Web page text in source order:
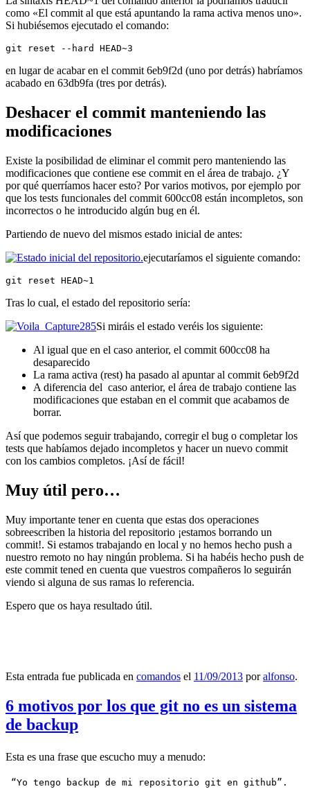
como «El commit al que está apuntando la rama activa menos uno».
Si hubiésemos ejecutado el comando:
git reset --hard HEAD~3
en lugar de acabar en el commit 6eb9f2d (uno por detrás) habríamos
acabado en 63db9fa (tres por detrás).
Deshacer el commit manteniendo las
modificaciones
Existe la posibilidad de eliminar el commit pero manteniendo las
modificaciones que contiene ese commit en el área de trabajo. ¿Y
por qué querríamos hacer esto? Por varios motivos, por ejemplo por
que los tests funcionales del commit 600cc08 están incompletos, son
incorrectos o he introducido algún bug en él.
Partiendo de nuevo del mismos estado inicial de antes:
ejecutaríamos el siguiente comando:
git reset HEAD~1
Tras lo cual, el estado del repositorio sería:
Si miráis el estado veréis los siguiente:
Al igual que en el caso anterior, el commit 600cc08 ha
desaparecido
La rama activa (rest) ha pasado al apuntar al commit 6eb9f2d
A diferencia del caso anterior, el área de trabajo contiene las
modificaciones que estaban en el commit que acabamos de
borrar.
Así que podemos seguir trabajando, corregir el bug o completar los
tests que habíamos dejado incompletos y hacer un nuevo commit
con los cambios completos. ¡Así de fácil!
Muy útil pero…
Muy importante tener en cuenta que estas dos operaciones
sobreescriben la historia del repositorio ¡estamos borrando un
commit!. Si estamos trabajando en local y no hemos hecho push a
nuestro remoto no hay ningún problema. Si ha habéis hecho push de
este commit tened en cuenta que vuestros compañeros lo seguirán
viendo si alguna de sus ramas lo referencia.
Espero que os haya resultado útil.
Esta entrada fue publicada en comandos el 11/09/2013 poralfonso.
6 motivos por los que git no es un sistema
de backup
Esta es una frase que escucho muy a menudo:
“Yo tengo backup de mi repositorio git en github”.